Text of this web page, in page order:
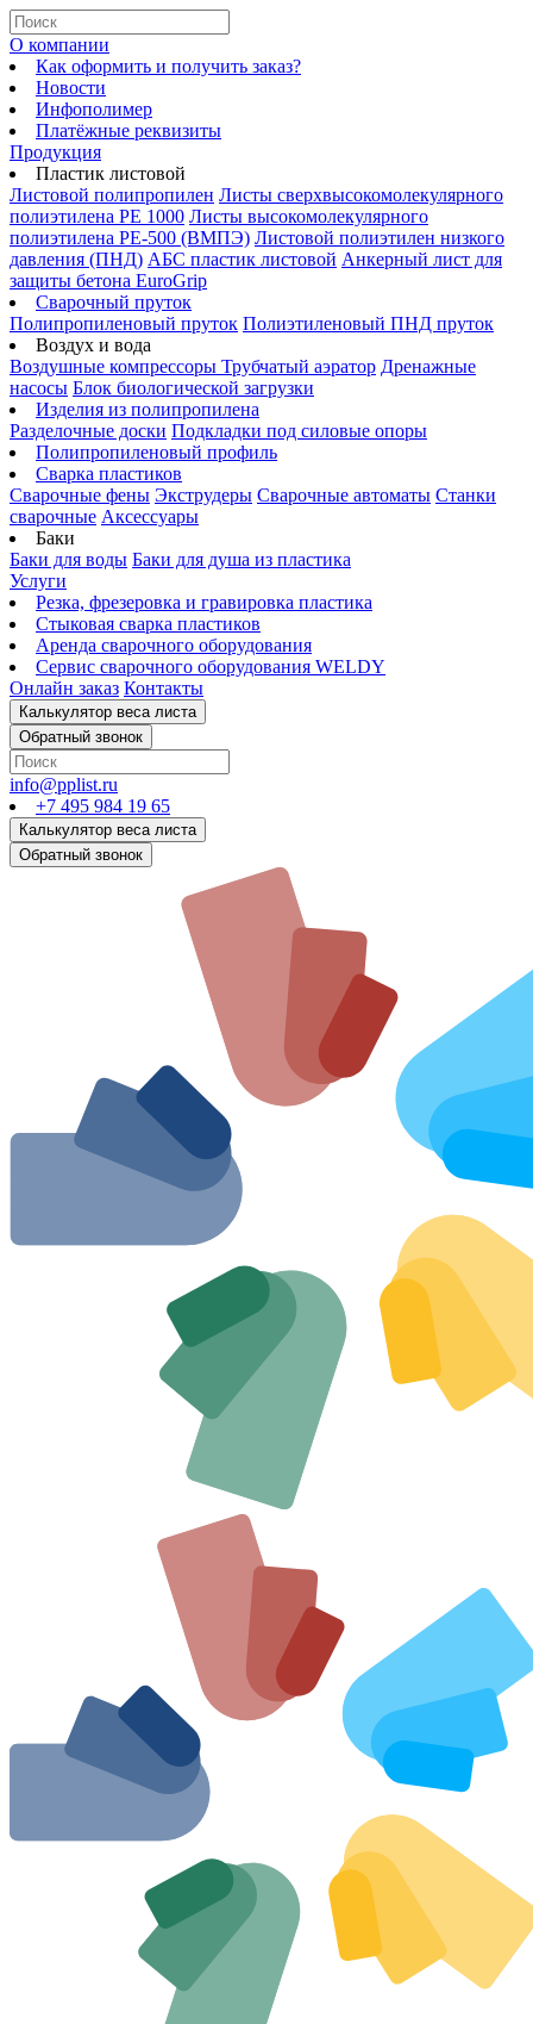
О компании
Как оформить и получить заказ?
Новости
Инфополимер
Платёжные реквизиты
Продукция
Пластик листовой
Листовой полипропилен Листы сверхвысокомолекулярного
полиэтилена PE 1000 Листы высокомолекулярного
полиэтилена РЕ-500 (ВМПЭ) Листовой полиэтилен низкого
давления (ПНД) АБС пластик листовой Анкерный лист для
защиты бетона EuroGrip
Сварочный пруток
Полипропиленовый пруток Полиэтиленовый ПНД пруток
Воздух и вода
Воздушные компрессоры Трубчатый аэратор Дренажные
насосы Блок биологической загрузки
Изделия из полипропилена
Разделочные доски Подкладки под силовые опоры
Полипропиленовый профиль
Сварка пластиков
Сварочные фены Экструдеры Сварочные автоматы Станки
сварочные Аксессуары
Баки
Баки для воды Баки для душа из пластика
Услуги
Резка, фрезеровка и гравировка пластика
Стыковая сварка пластиков
Аренда сварочного оборудования
Сервис сварочного оборудования WELDY
Онлайн заказ Контакты
info@pplist.ru
+7 495 984 19 65